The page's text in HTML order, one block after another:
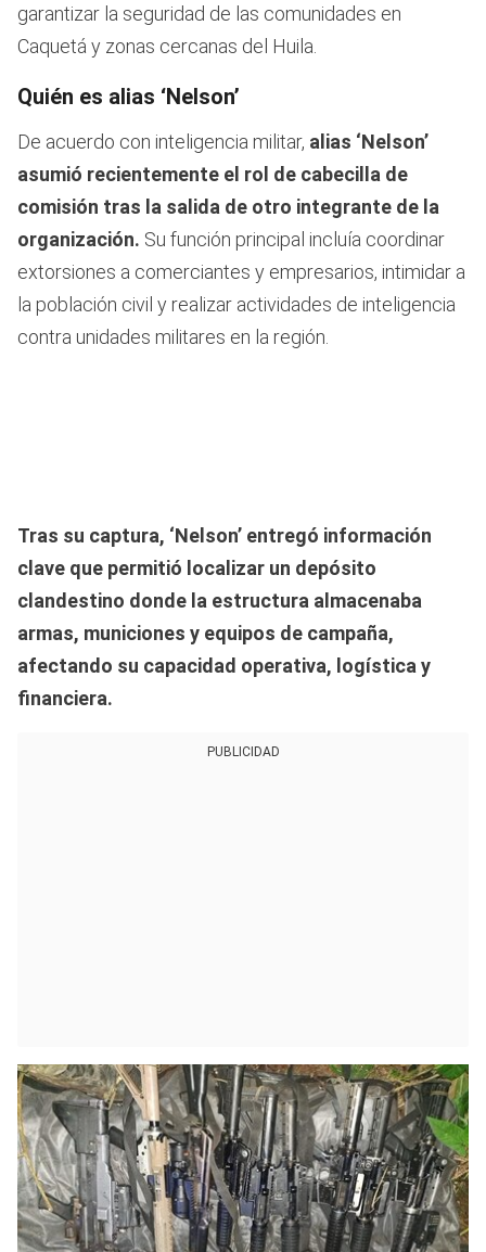
garantizar la seguridad de las comunidades en
Caquetá y zonas cercanas del Huila.
Quién es alias ‘Nelson’
De acuerdo con inteligencia militar, alias ‘Nelson’
asumió recientemente el rol de cabecilla de
comisión tras la salida de otro integrante de la
organización. Su función principal incluía coordinar
extorsiones a comerciantes y empresarios, intimidar a
la población civil y realizar actividades de inteligencia
contra unidades militares en la región.
Tras su captura, ‘Nelson’ entregó información
clave que permitió localizar un depósito
clandestino donde la estructura almacenaba
armas, municiones y equipos de campaña,
afectando su capacidad operativa, logística y
financiera.
PUBLICIDAD